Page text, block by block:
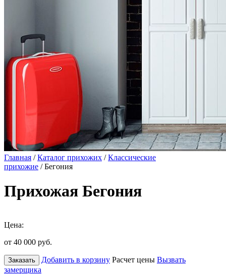
Главная /Каталог прихожих /Классические
прихожие / Бегония
Прихожая Бегония
Цена:
от 40 000 руб.
Заказать Добавить в корзину Расчет цены Вызвать
замерщика